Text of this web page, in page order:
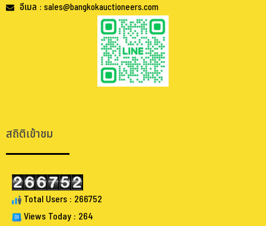
อีเมล : sales@bangkokauctioneers.com
สถิติเข้าชม
Total Users : 266752
Views Today : 264